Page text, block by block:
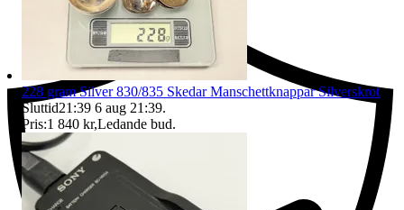
228 gram Silver 830/835 Skedar Manschettknappar Silverskrot
Sluttid21:39 6 aug 21:39.
Pris:1 840 kr,Ledande bud.